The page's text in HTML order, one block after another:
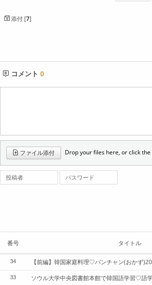
添付 [7]
コメント 0
ファイル添付 Drop your files here, or click
投稿者 パスワード
番号 タイトル
34 【前編】韓国家庭料理♡パンチャン(おかず
33 ソウル大学中央図書館本館で韓国語学習♡語